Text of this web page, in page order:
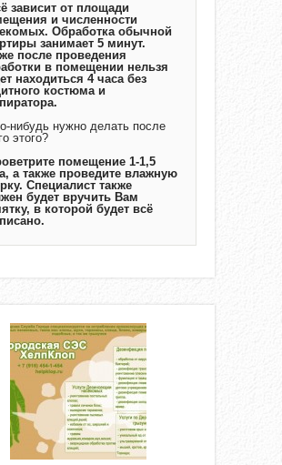
зависит от площади
и численности
Обработка обычной
занимает 5 минут.
после проведения
в помещении нельзя
находиться 4 часа без
костюма и
нибудь нужно делать после
этого?
помещение 1-1,5
а также проведите влажную
Специалист также
будет вручить Вам
в которой будет всё